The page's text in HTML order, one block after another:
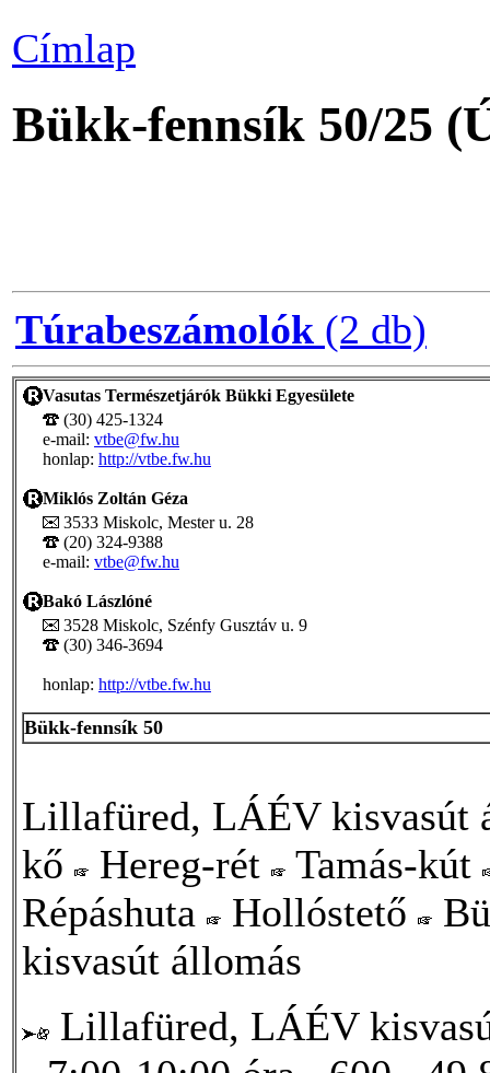
Címlap
Bükk-fennsík 50/25
Túrabeszámolók (2 db)
Vasutas Természetjárók Bükki Egyesülete
(30) 425-1324
e-mail: vtbe@fw.hu
honlap: http://vtbe.fw.hu
Miklós Zoltán Géza
3533 Miskolc, Mester u. 28
(20) 324-9388
e-mail: vtbe@fw.hu
Bakó Lászlóné
3528 Miskolc, Szénfy Gusztáv u. 9
(30) 346-3694
honlap: http://vtbe.fw.hu
Bükk-fennsík 50
Lillafüred, LÁÉV kisvasút
kő
Hereg-rét
Tamás-kút
Répáshuta
Hollóstető
kisvasút állomás
Lillafüred, LÁÉV